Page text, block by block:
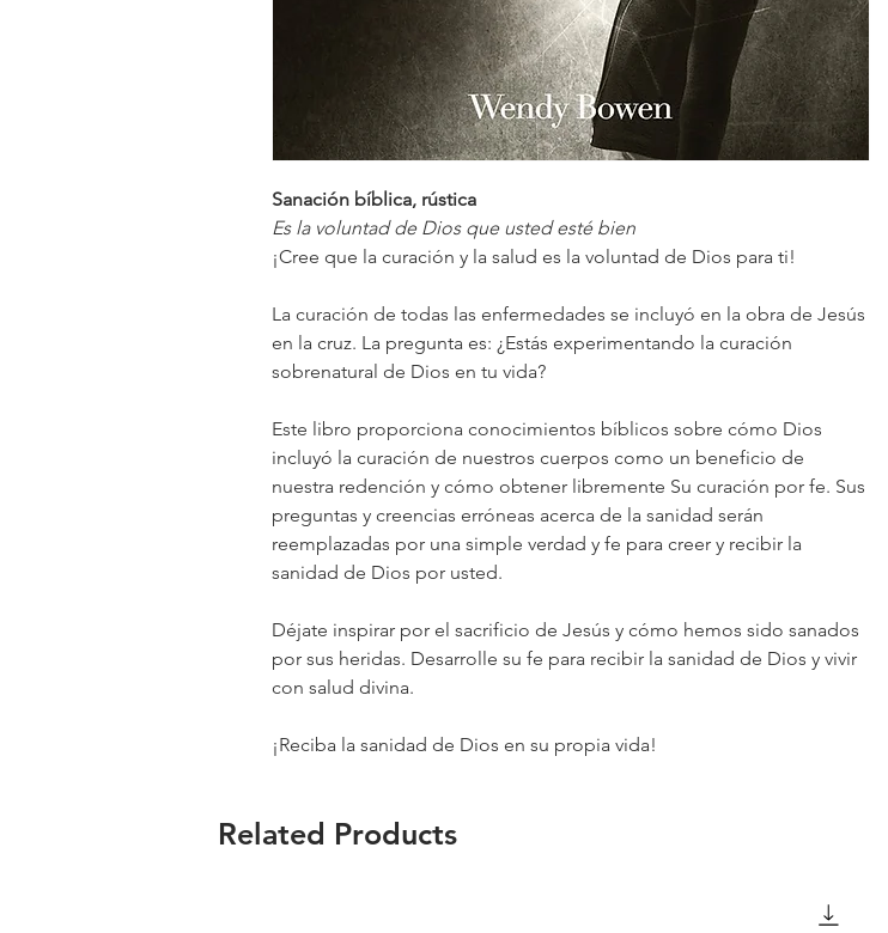
Sanación bíblica, rústica
Es la voluntad de Dios que usted esté bien
¡Cree que la curación y la salud es la voluntad de Dios para ti!
La curación de todas las enfermedades se incluyó en la obra de Jesús
en la cruz. La pregunta es: ¿Estás experimentando la curación
sobrenatural de Dios en tu vida?
Este libro proporciona conocimientos bíblicos sobre cómo Dios
incluyó la curación de nuestros cuerpos como un beneficio de
nuestra redención y cómo obtener libremente Su curación por fe. Sus
preguntas y creencias erróneas acerca de la sanidad serán
reemplazadas por una simple verdad y fe para creer y recibir la
sanidad de Dios por usted.
Déjate inspirar por el sacrificio de Jesús y cómo hemos sido sanados
por sus heridas. Desarrolle su fe para recibir la sanidad de Dios y vivir
con salud divina.
¡Reciba la sanidad de Dios en su propia vida!
Related Products